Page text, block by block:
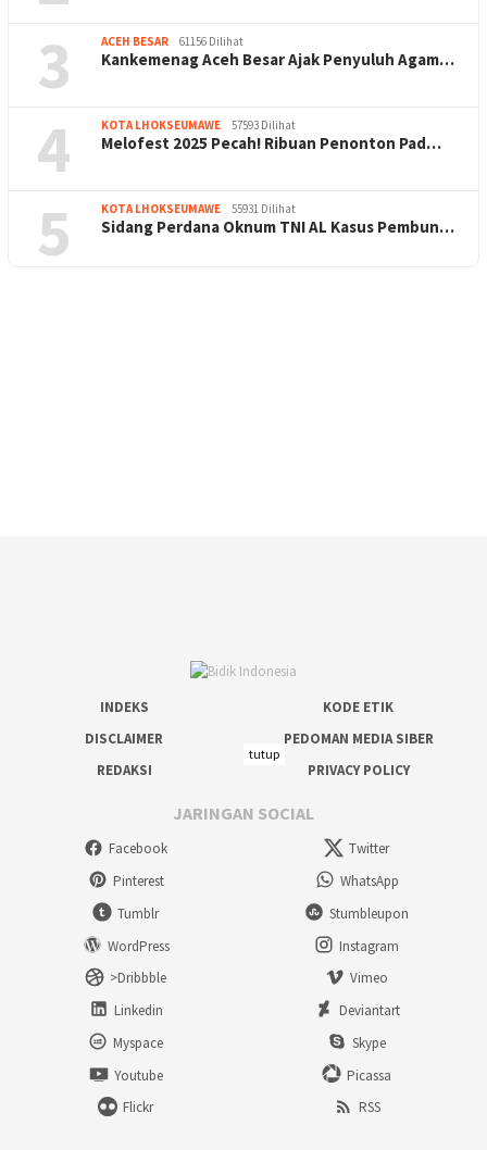
3 ACEH BESAR 61156 Dilihat
Kankemenag Aceh Besar Ajak Penyuluh Agam…
4 KOTA LHOKSEUMAWE 57593 Dilihat
Melofest 2025 Pecah! Ribuan Penonton Pad…
5 KOTA LHOKSEUMAWE 55931 Dilihat
Sidang Perdana Oknum TNI AL Kasus Pembun…
INDEKS
KODE ETIK
DISCLAIMER
PEDOMAN MEDIA SIBER
REDAKSI
PRIVACY POLICY
JARINGAN SOCIAL
Facebook
Twitter
Pinterest
WhatsApp
Tumblr
Stumbleupon
WordPress
Instagram
>Dribbble
Vimeo
Linkedin
Deviantart
Myspace
Skype
Youtube
Picassa
Flickr
RSS
tutup